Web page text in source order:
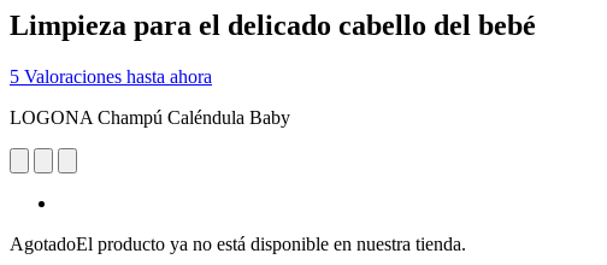
Limpieza para el delicado cabello del bebé
5 Valoraciones hasta ahora
LOGONA Champú Caléndula Baby
AgotadoEl producto ya no está disponible en nuestra tienda.